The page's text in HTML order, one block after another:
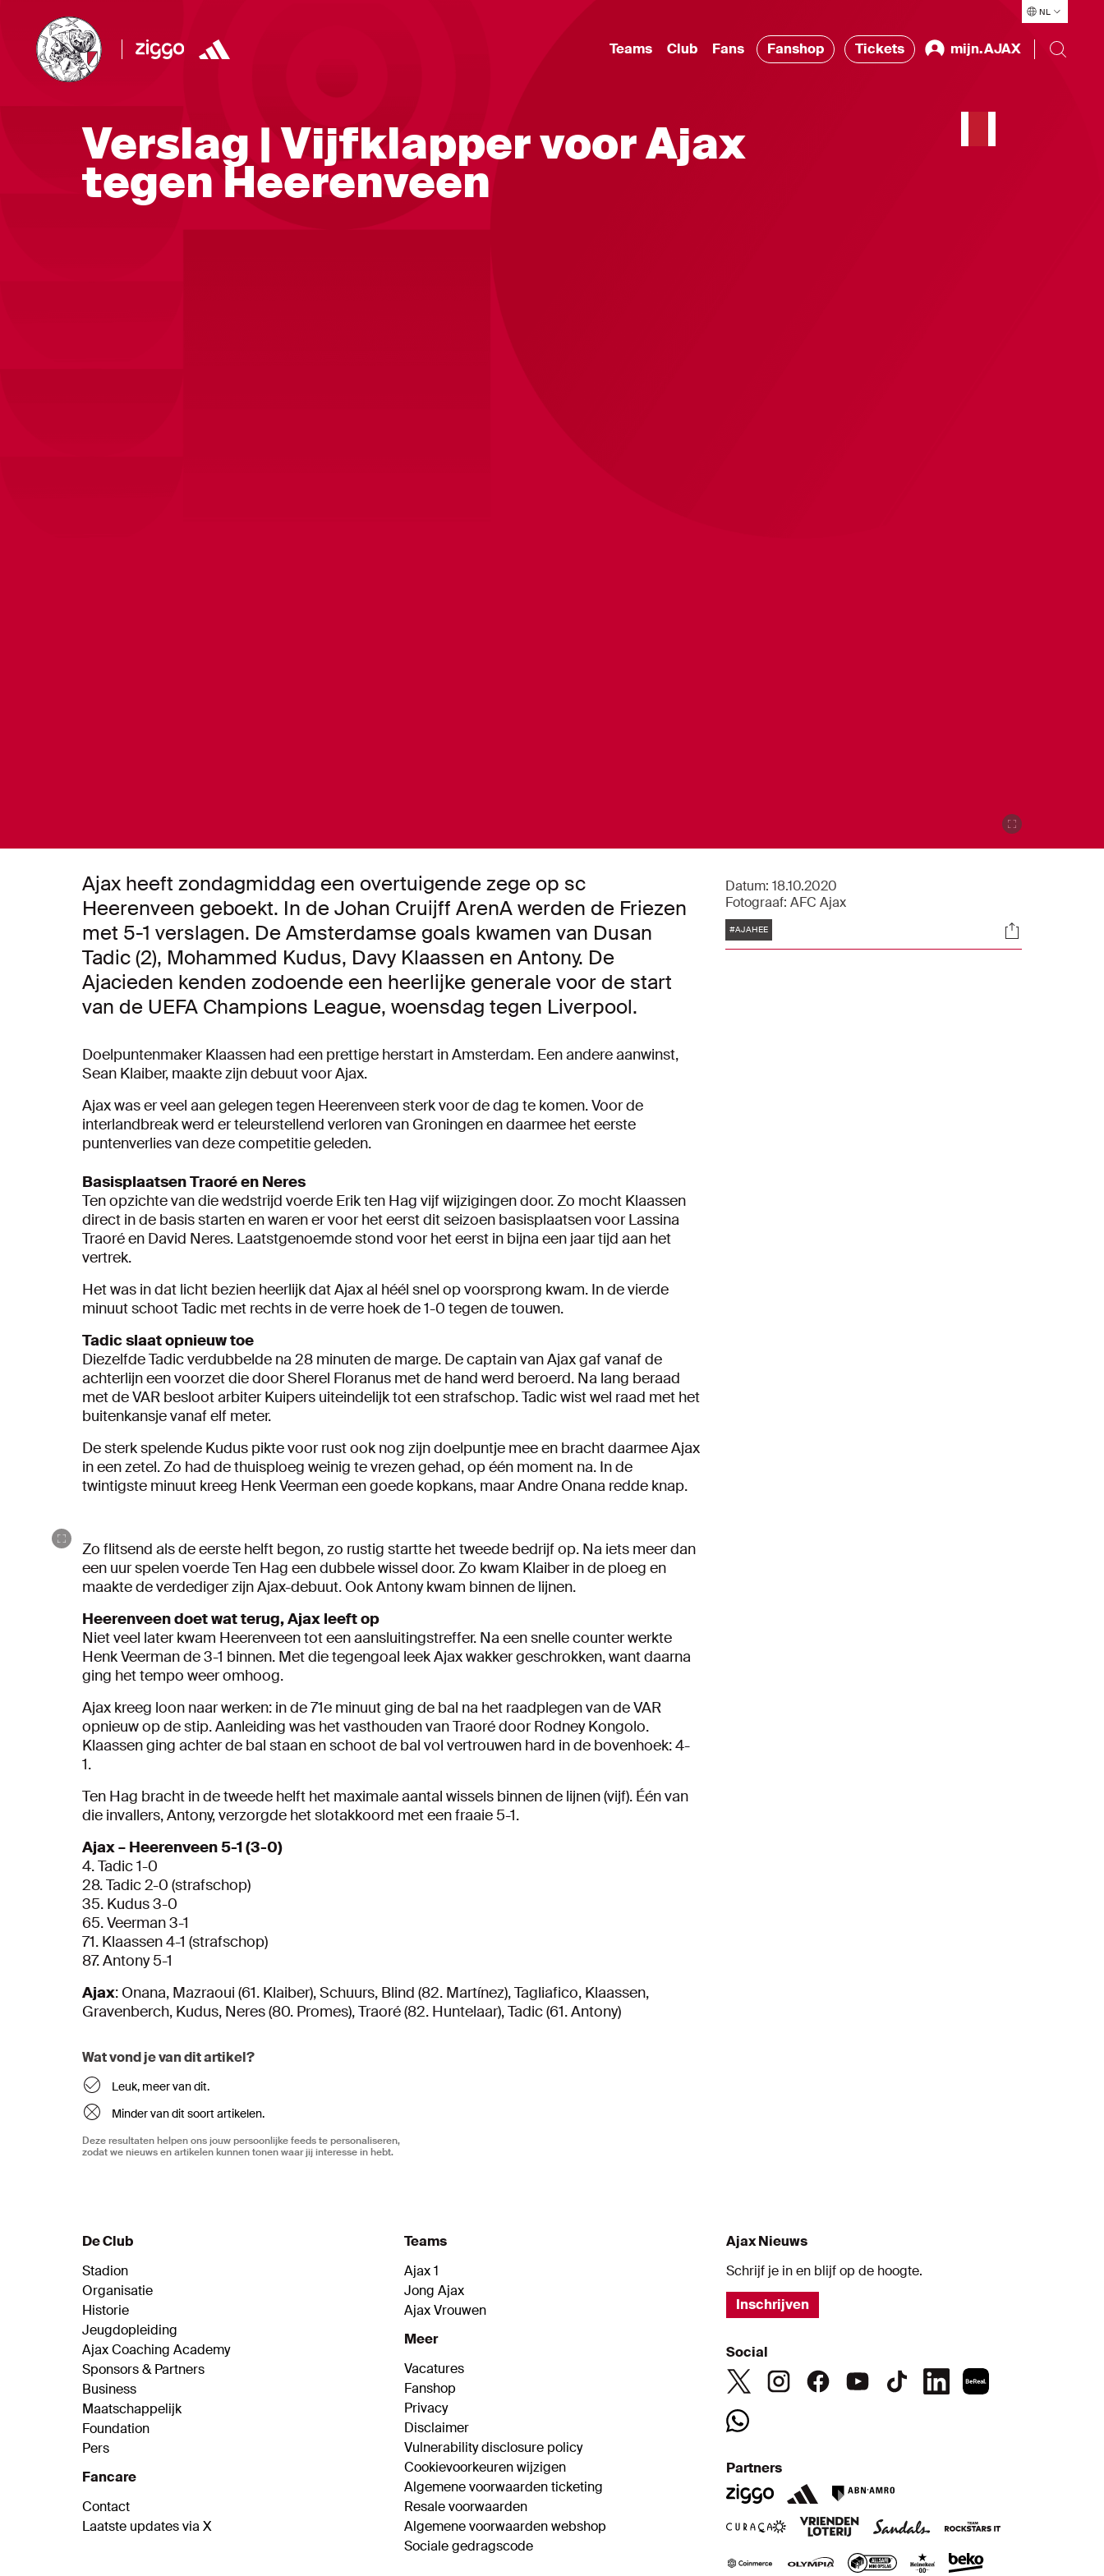
NL
Teams Club Fans Fanshop Tickets mijn.AJAX
Verslag | Vijfklapper voor Ajax
tegen Heerenveen
Ajax heeft zondagmiddag een overtuigende zege op sc
Heerenveen geboekt. In de Johan Cruijff ArenA werden de Friezen
met 5-1 verslagen. De Amsterdamse goals kwamen van Dusan
Tadic (2), Mohammed Kudus, Davy Klaassen en Antony. De
Ajacieden kenden zodoende een heerlijke generale voor de start
van de UEFA Champions League, woensdag tegen Liverpool.
Datum: 18.10.2020
Fotograaf: AFC Ajax
Tags
#AJAHEE Socials
Doelpuntenmaker Klaassen had een prettige herstart in Amsterdam. Een andere aanwinst,
Sean Klaiber, maakte zijn debuut voor Ajax.
Ajax was er veel aan gelegen tegen Heerenveen sterk voor de dag te komen. Voor de
interlandbreak werd er teleurstellend verloren van Groningen en daarmee het eerste
puntenverlies van deze competitie geleden.
Basisplaatsen Traoré en Neres
Ten opzichte van die wedstrijd voerde Erik ten Hag vijf wijzigingen door. Zo mocht Klaassen
direct in de basis starten en waren er voor het eerst dit seizoen basisplaatsen voor Lassina
Traoré en David Neres. Laatstgenoemde stond voor het eerst in bijna een jaar tijd aan het
vertrek.
Het was in dat licht bezien heerlijk dat Ajax al héél snel op voorsprong kwam. In de vierde
minuut schoot Tadic met rechts in de verre hoek de 1-0 tegen de touwen.
Tadic slaat opnieuw toe
Diezelfde Tadic verdubbelde na 28 minuten de marge. De captain van Ajax gaf vanaf de
achterlijn een voorzet die door Sherel Floranus met de hand werd beroerd. Na lang beraad
met de VAR besloot arbiter Kuipers uiteindelijk tot een strafschop. Tadic wist wel raad met het
buitenkansje vanaf elf meter.
De sterk spelende Kudus pikte voor rust ook nog zijn doelpuntje mee en bracht daarmee Ajax
in een zetel. Zo had de thuisploeg weinig te vrezen gehad, op één moment na. In de
twintigste minuut kreeg Henk Veerman een goede kopkans, maar Andre Onana redde knap.
Zo flitsend als de eerste helft begon, zo rustig startte het tweede bedrijf op. Na iets meer dan
een uur spelen voerde Ten Hag een dubbele wissel door. Zo kwam Klaiber in de ploeg en
maakte de verdediger zijn Ajax-debuut. Ook Antony kwam binnen de lijnen.
Heerenveen doet wat terug, Ajax leeft op
Niet veel later kwam Heerenveen tot een aansluitingstreffer. Na een snelle counter werkte
Henk Veerman de 3-1 binnen. Met die tegengoal leek Ajax wakker geschrokken, want daarna
ging het tempo weer omhoog.
Ajax kreeg loon naar werken: in de 71e minuut ging de bal na het raadplegen van de VAR
opnieuw op de stip. Aanleiding was het vasthouden van Traoré door Rodney Kongolo.
Klaassen ging achter de bal staan en schoot de bal vol vertrouwen hard in de bovenhoek: 4-
1.
Ten Hag bracht in de tweede helft het maximale aantal wissels binnen de lijnen (vijf). Één van
die invallers, Antony, verzorgde het slotakkoord met een fraaie 5-1.
Ajax – Heerenveen 5-1 (3-0)
4. Tadic 1-0
28. Tadic 2-0 (strafschop)
35. Kudus 3-0
65. Veerman 3-1
71. Klaassen 4-1 (strafschop)
87. Antony 5-1
Ajax: Onana, Mazraoui (61. Klaiber), Schuurs, Blind (82. Martínez), Tagliafico, Klaassen,
Gravenberch, Kudus, Neres (80. Promes), Traoré (82. Huntelaar), Tadic (61. Antony)
Wat vond je van dit artikel?
Leuk, meer van dit.
Minder van dit soort artikelen.
Deze resultaten helpen ons jouw persoonlijke feeds te personaliseren,
zodat we nieuws en artikelen kunnen tonen waar jij interesse in hebt.
De Club
Stadion
Organisatie
Historie
Jeugdopleiding
Ajax Coaching Academy
Sponsors & Partners
Business
Maatschappelijk
Foundation
Pers
Fancare
Contact
Laatste updates via X
Teams
Ajax 1
Jong Ajax
Ajax Vrouwen
Meer
Vacatures
Fanshop
Privacy
Disclaimer
Vulnerability disclosure policy
Cookievoorkeuren wijzigen
Algemene voorwaarden ticketing
Resale voorwaarden
Algemene voorwaarden webshop
Sociale gedragscode
Ajax Nieuws
Schrijf je in en blijf op de hoogte.
Inschrijven
Social
Partners